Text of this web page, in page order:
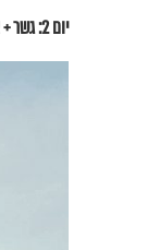
יום 2: גשר + ארמון + משמר המלכה + מבוך תת קרקעי + הבזיליקה + ערב בסביבות ה + שוק לילה